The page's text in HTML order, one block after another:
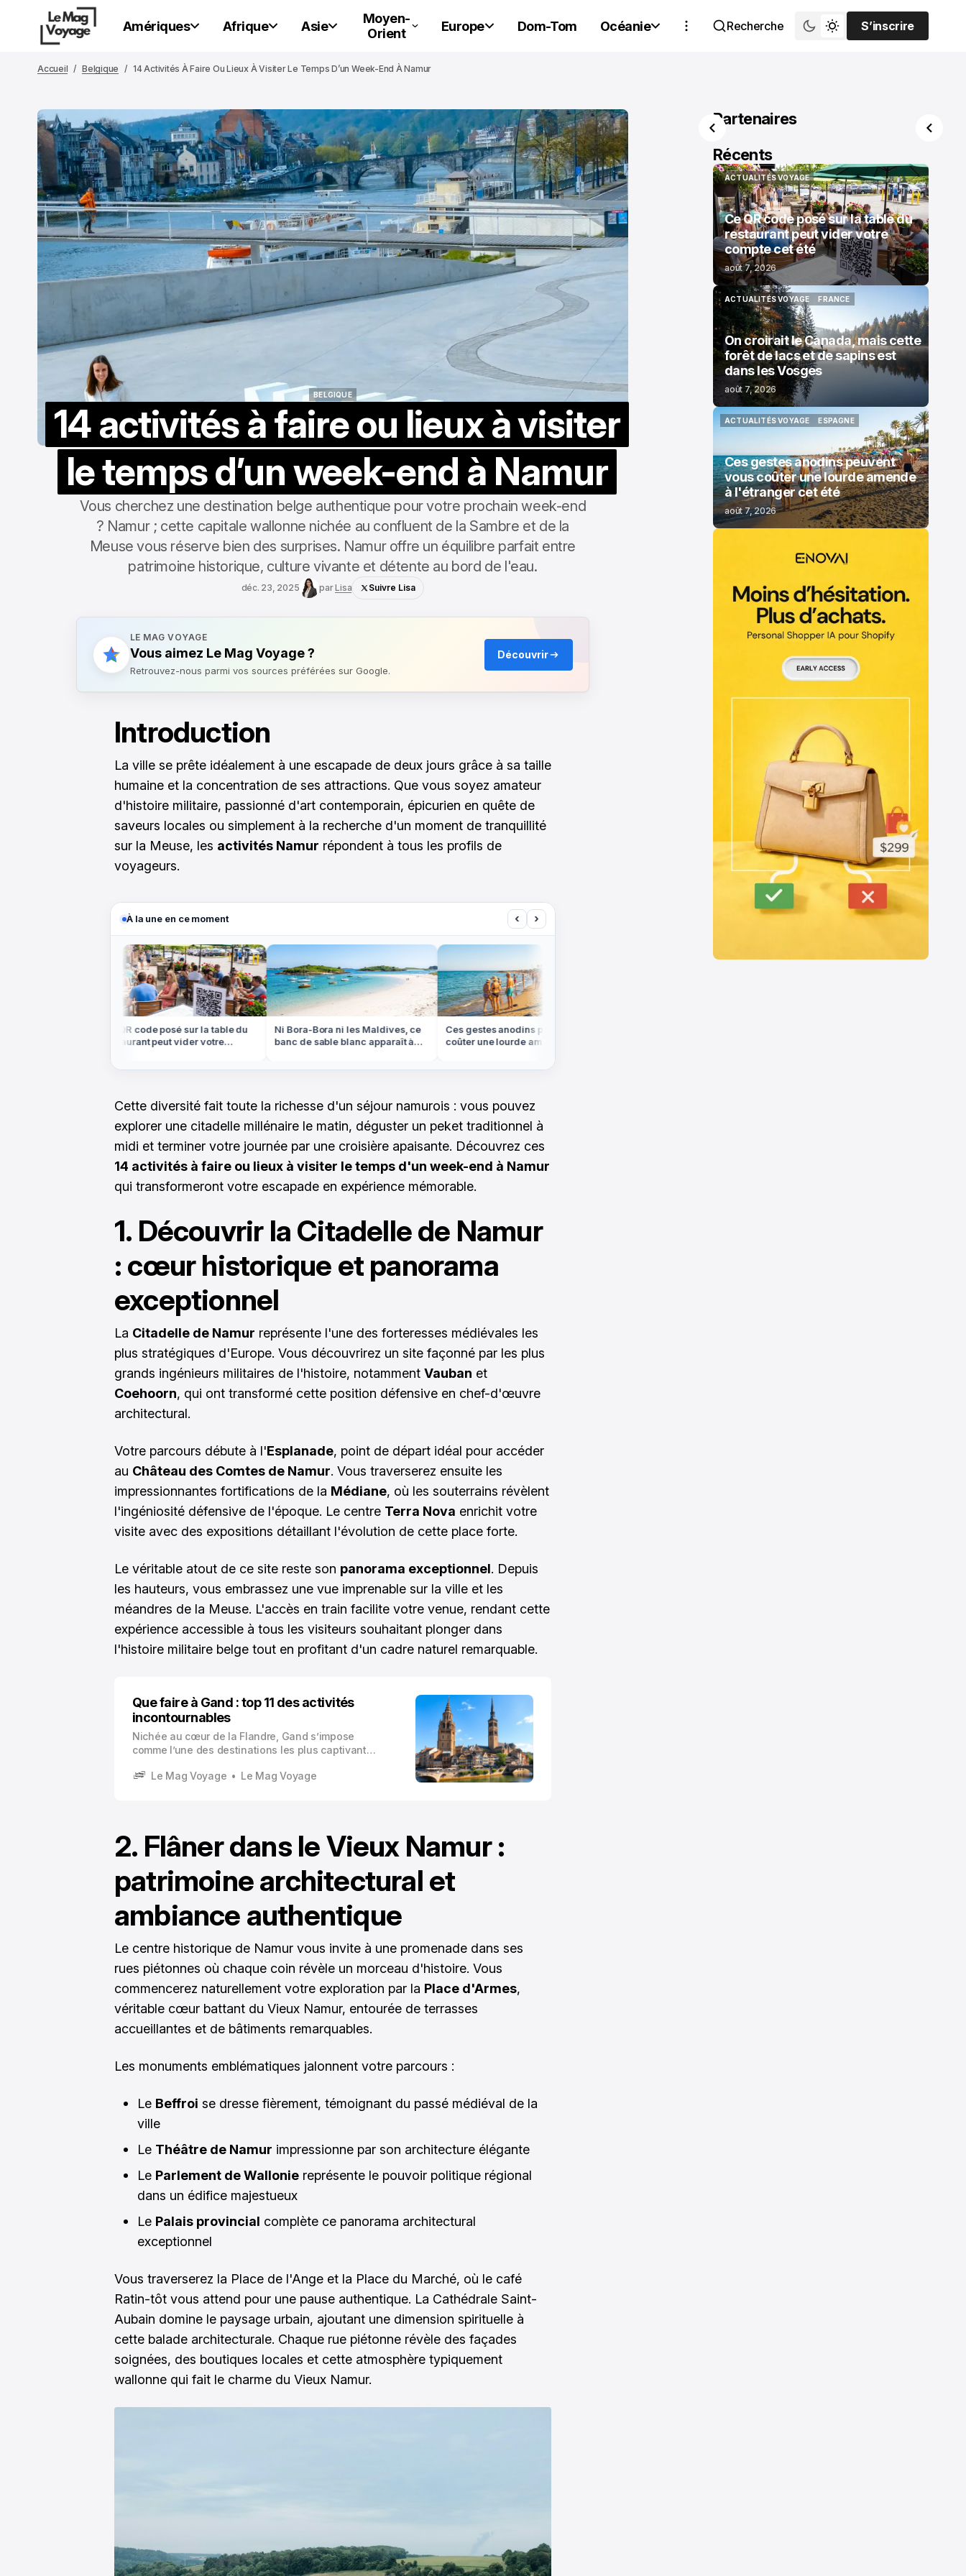
Amériques Afrique Asie
Moyen-
Orient
Europe Dom-Tom Océanie Recherche
S’inscrire
S’inscrire
Accueil Belgique 14 Activités À Faire Ou Lieux À Visiter Le Temps D’un Week-End À Namur
BELGIQUE
14 activités à faire ou lieux à visiter
le temps d’un week-end à Namur
Vous cherchez une destination belge authentique pour votre prochain week-end
? Namur ; cette capitale wallonne nichée au confluent de la Sambre et de la
Meuse vous réserve bien des surprises. Namur offre un équilibre parfait entre
patrimoine historique, culture vivante et détente au bord de l'eau.
déc. 23, 2025 parLisa Suivre Lisa
LE MAG VOYAGE
Vous aimez Le Mag Voyage ?
Retrouvez-nous parmi vos sources préférées sur Google.
Découvrir
Introduction
La ville se prête idéalement à une escapade de deux jours grâce à sa taille
humaine et la concentration de ses attractions. Que vous soyez amateur
d'histoire militaire, passionné d'art contemporain, épicurien en quête de
saveurs locales ou simplement à la recherche d'un moment de tranquillité
sur la Meuse, les activités Namur répondent à tous les profils de
voyageurs.
À la une en ce moment ‹ ›
Ce QR code posé sur la table du
restaurant peut vider votre
Ni Bora-Bora ni les Maldives, ce
banc de sable blanc apparaît à
Ces gestes anodins peuvent vous
coûter une lourde amende à
Cette diversité fait toute la richesse d'un séjour namurois : vous pouvez
explorer une citadelle millénaire le matin, déguster un peket traditionnel à
midi et terminer votre journée par une croisière apaisante. Découvrez ces
14 activités à faire ou lieux à visiter le temps d'un week-end à Namur
qui transformeront votre escapade en expérience mémorable.
1. Découvrir la Citadelle de Namur
: cœur historique et panorama
exceptionnel
La Citadelle de Namur représente l'une des forteresses médiévales les
plus stratégiques d'Europe. Vous découvrirez un site façonné par les plus
grands ingénieurs militaires de l'histoire, notamment Vauban et
Coehoorn, qui ont transformé cette position défensive en chef-d'œuvre
architectural.
Votre parcours débute à l'Esplanade, point de départ idéal pour accéder
au Château des Comtes de Namur. Vous traverserez ensuite les
impressionnantes fortifications de la Médiane, où les souterrains révèlent
l'ingéniosité défensive de l'époque. Le centre Terra Nova enrichit votre
visite avec des expositions détaillant l'évolution de cette place forte.
Le véritable atout de ce site reste son panorama exceptionnel. Depuis
les hauteurs, vous embrassez une vue imprenable sur la ville et les
méandres de la Meuse. L'accès en train facilite votre venue, rendant cette
expérience accessible à tous les visiteurs souhaitant plonger dans
l'histoire militaire belge tout en profitant d'un cadre naturel remarquable.
Que faire à Gand : top 11 des activités
incontournables
Nichée au cœur de la Flandre, Gand s’impose
comme l’une des destinations les plus captivantes
médiévale, souvent éclipsée par Bruges, recèle
Le Mag Voyage Le Mag Voyage
2. Flâner dans le Vieux Namur :
patrimoine architectural et
ambiance authentique
Le centre historique de Namur vous invite à une promenade dans ses
rues piétonnes où chaque coin révèle un morceau d'histoire. Vous
commencerez naturellement votre exploration par la Place d'Armes,
véritable cœur battant du Vieux Namur, entourée de terrasses
accueillantes et de bâtiments remarquables.
Les monuments emblématiques jalonnent votre parcours :
Le Beffroi se dresse fièrement, témoignant du passé médiéval de la
ville
Le Théâtre de Namur impressionne par son architecture élégante
Le Parlement de Wallonie représente le pouvoir politique régional
dans un édifice majestueux
Le Palais provincial complète ce panorama architectural
exceptionnel
Vous traverserez la Place de l'Ange et la Place du Marché, où le café
Ratin-tôt vous attend pour une pause authentique. La Cathédrale Saint-
Aubain domine le paysage urbain, ajoutant une dimension spirituelle à
cette balade architecturale. Chaque rue piétonne révèle des façades
soignées, des boutiques locales et cette atmosphère typiquement
wallonne qui fait le charme du Vieux Namur.
Partenaires
Récents
ACTUALITÉS VOYAGE
ACTUALITÉS VOYAGE
Ce QR code posé sur la table du
restaurant peut vider votre
compte cet été
août 7, 2026
ACTUALITÉS VOYAGE
ACTUALITÉS VOYAGE
FRANCE
On croirait le Canada, mais cette
forêt de lacs et de sapins est
dans les Vosges
août 7, 2026
ACTUALITÉS VOYAGE
ESPAGNE
Ces gestes anodins peuvent
vous coûter une lourde amende
à l'étranger cet été
août 7, 2026